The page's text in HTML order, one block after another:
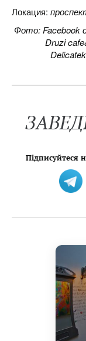
Локация:
Фото: Facebook
Druzi
Підписуйтеся